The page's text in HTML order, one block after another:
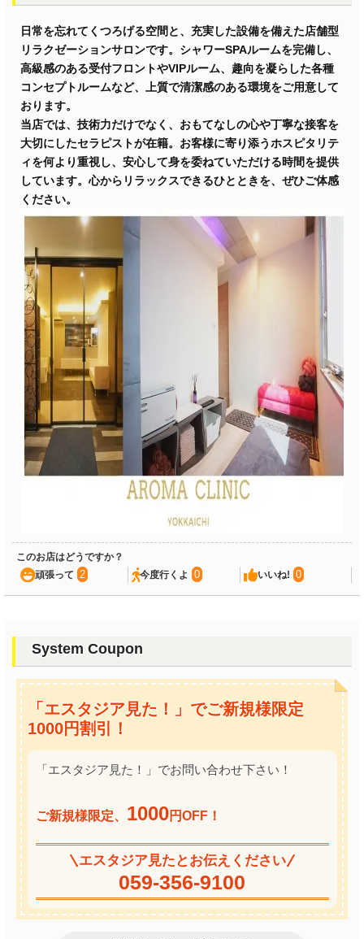
日常を忘れてくつろげる空間と、充実した設備を備えた店舗型
リラクゼーションサロンです。シャワーSPAルームを完備し、
高級感のある受付フロントやVIPルーム、趣向を凝らした各種
コンセプトルームなど、上質で清潔感のある環境をご用意して
おります。
当店では、技術力だけでなく、おもてなしの心や丁寧な接客を
大切にしたセラピストが在籍。お客様に寄り添うホスピタリテ
ィを何より重視し、安心して身を委ねていただける時間を提供
しています。心からリラックスできるひとときを、ぜひご体感
ください。
このお店はどうですか？
頑張って
2 今度行くよ 0 いいね! 0
System Coupon
「エスタジア見た！」でご新規様限定
1000円割引！
「エスタジア見た！」でお問い合わせ下さい！
ご新規様限定、 1000円OFF！
エスタジア見たとお伝えください
059-356-9100